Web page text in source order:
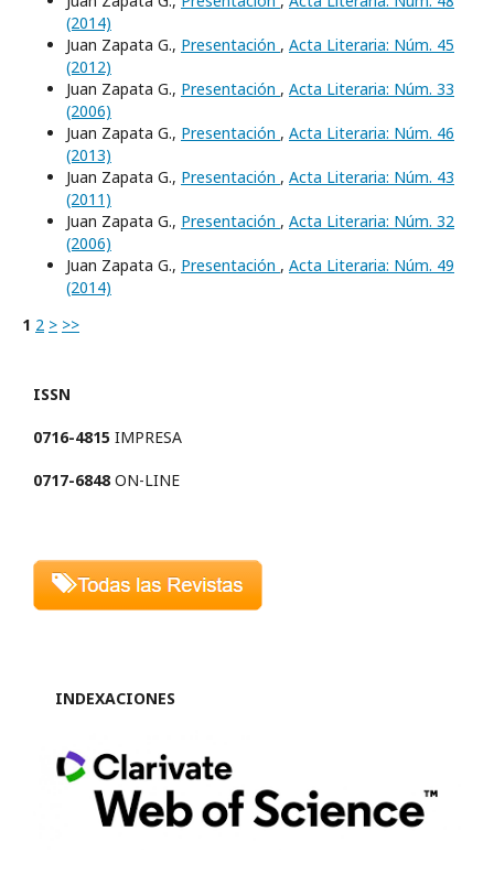
(2014)
Juan Zapata G., Presentación , Acta Literaria: Núm. 45
(2012)
Juan Zapata G., Presentación , Acta Literaria: Núm. 33
(2006)
Juan Zapata G., Presentación , Acta Literaria: Núm. 46
(2013)
Juan Zapata G., Presentación , Acta Literaria: Núm. 43
(2011)
Juan Zapata G., Presentación , Acta Literaria: Núm. 32
(2006)
Juan Zapata G., Presentación , Acta Literaria: Núm. 49
(2014)
1 2 > >>
ISSN
0716-4815 IMPRESA
0717-6848ON-LINE
INDEXACIONES